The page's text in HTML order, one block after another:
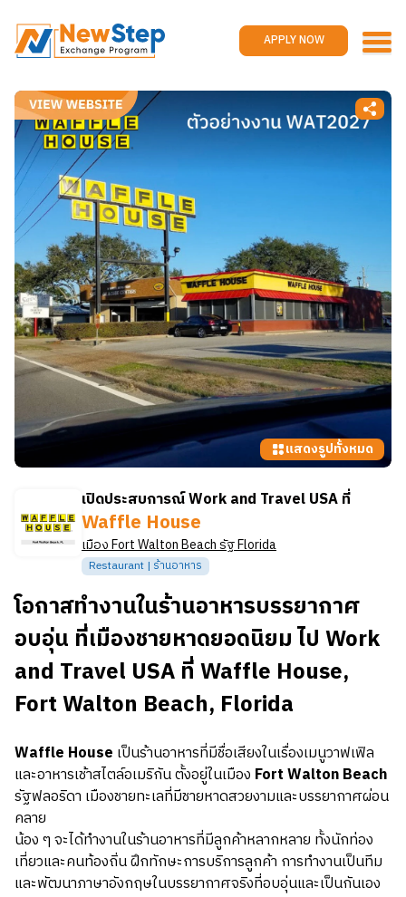
APPLY NOW
Work and travel
Reviews
Promotions
แสดงรูปทั้งหมด
เปิดประสบการณ์ Work and Travel USA ที่
Waffle House
เมืองFort Walton BeachรัฐFlorida
Restaurant | ร้านอาหาร
โอกาสทำงานในร้านอาหารบรรยากาศ
อบอุ่น ที่เมืองชายหาดยอดนิยม ไป Work
and Travel USA ที่ Waffle House,
Fort Walton Beach, Florida
Waffle House เป็นร้านอาหารที่มีชื่อเสียงในเรื่องเมนูวาฟเฟิล
และอาหารเช้าสไตล์อเมริกัน ตั้งอยู่ในเมือง Fort Walton Beach
รัฐฟลอริดา เมืองชายทะเลที่มีชายหาดสวยงามและบรรยากาศผ่อน
คลาย
น้อง ๆ จะได้ทำงานในร้านอาหารที่มีลูกค้าหลากหลาย ทั้งนักท่อง
เที่ยวและคนท้องถิ่น ฝึกทักษะการบริการลูกค้า การทำงานเป็นทีม
และพัฒนาภาษาอังกฤษในบรรยากาศจริงที่อบอุ่นและเป็นกันเอง